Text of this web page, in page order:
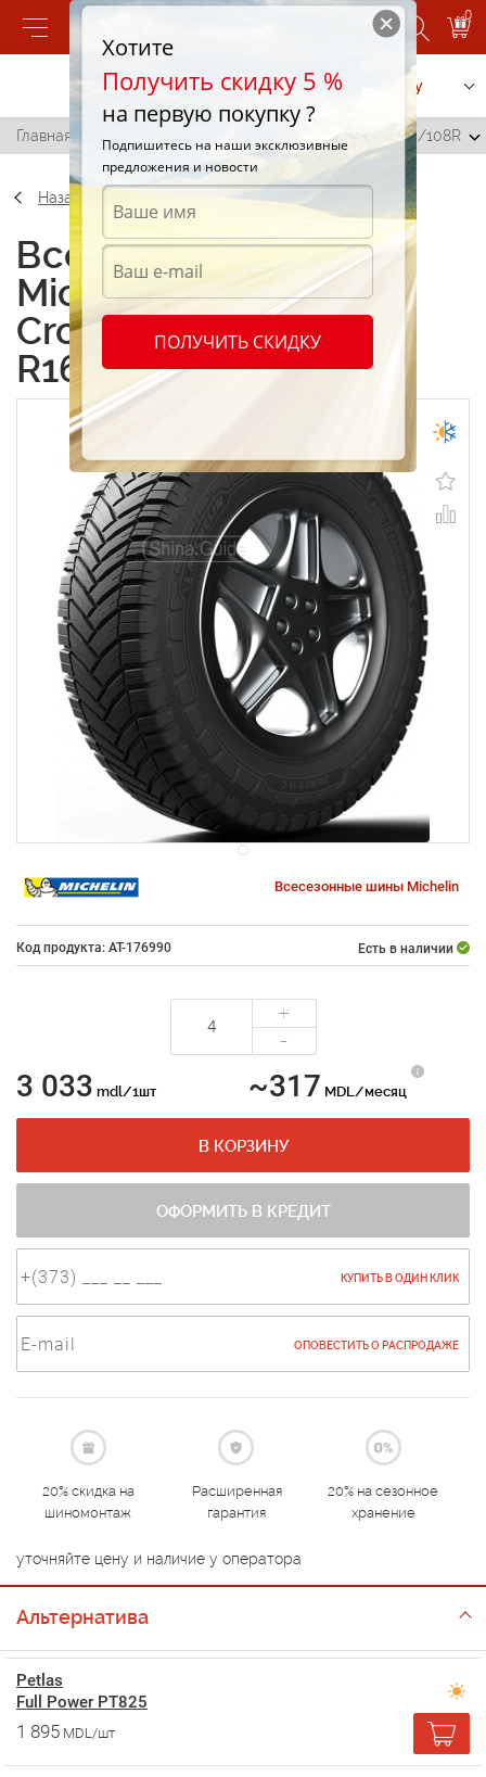
0
Позвонить Заказать услугу
Главная / Michelin Agilis CrossClimate 195/75 R16C 110/108R
Назад
Всесезонные шины
Michelin Agilis
CrossClimate 195/75
R16C 110/108R
Всесезонные шины Michelin
Код продукта: AT-176990 Есть в наличии
+
-
3 033 mdl/1шт ~317 MDL/месяц
В КОРЗИНУ
ОФОРМИТЬ В КРЕДИТ
КУПИТЬ В ОДИН КЛИК
ОПОВЕСТИТЬ О РАСПРОДАЖЕ
20% скидка на
шиномонтаж
Расширенная
гарантия
20% на сезонное
хранение
уточняйте цену и наличие у оператора
Альтернатива
Petlas
Full Power PT825
1 895 MDL/шт
Хотите
Получить скидку 5 %
на первую покупку ?
Подпишитесь на наши эксклюзивные
предложения и новости
ПОЛУЧИТЬ СКИДКУ